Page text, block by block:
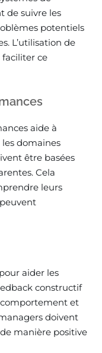
de suivre les
potentiels
L’utilisation de
ce
aide à
domaines
être basées
Cela
leurs
aider les
constructif
et
doivent
manière positive